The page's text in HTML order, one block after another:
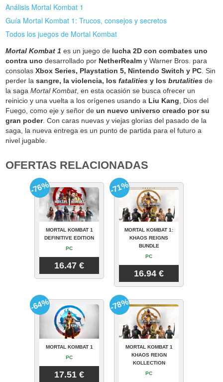
Análisis Mortal Kombat 1
Guía Mortal Kombat 1: Trucos, consejos y secretos
Todos los juegos de Mortal Kombat
Mortal Kombat 1 es un juego de lucha 2D con combates uno
contra uno desarrollado por NetherRealm y Warner Bros. para
consolasXbox Series, Playstation 5, Nintendo Switch y PC. Sin
perder lasangre, la violencia, losfatalities y losbrutalities de
la sagaMortal Kombat, en esta ocasión se busca ofrecer un
reinicio y una vuelta a los orígenes usando a Liu Kang, Dios del
Fuego, como eje y señor deun nuevo universo creado por su
gran poder. Con caras nuevas y viejas glorias del pasado de la
saga, la nueva entrega es un punto de partida para el futuro a
nivel jugable.
OFERTAS RELACIONADAS
MORTAL KOMBAT 1
DEFINITIVE EDITION
PC
16.47 €
-76%
MORTAL KOMBAT 1:
KHAOS REIGNS
BUNDLE
PC
16.94 €
-71%
MORTAL KOMBAT 1
PC
17.51 €
-64%
MORTAL KOMBAT 1
KHAOS REIGN
KOLLECTION
PC
-78%